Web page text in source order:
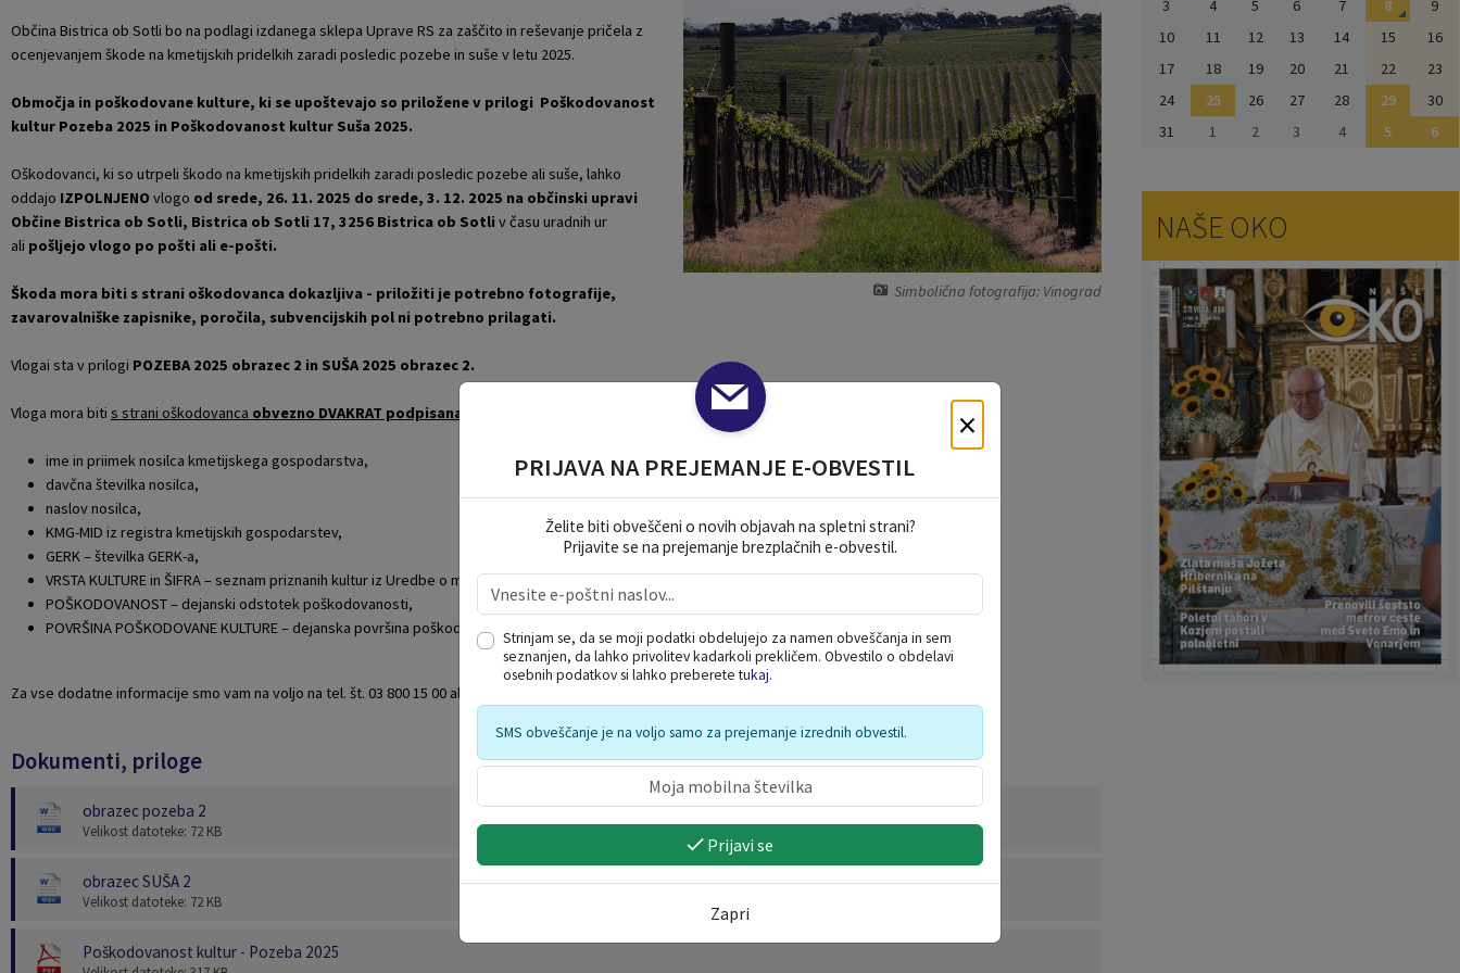
Simbolična fotografija: Vinograd
Občina Bistrica ob Sotli bo na podlagi izdanega sklepa Uprave RS za zaščito in reševanje pričela z
ocenjevanjem škode na kmetijskih pridelkih zaradi posledic pozebe in suše v letu 2025.
Območja in poškodovane kulture, ki se upoštevajo so priložene v prilogi Poškodovanost
kultur Pozeba 2025 in Poškodovanost kultur Suša 2025.
Oškodovanci, ki so utrpeli škodo na kmetijskih pridelkih zaradi posledic pozebe ali suše, lahko
oddajo IZPOLNJENO vlogo od srede, 26. 11. 2025 do srede, 3. 12. 2025 na občinski upravi
Občine Bistrica ob Sotli, Bistrica ob Sotli 17, 3256 Bistrica ob Sotli v času uradnih ur
ali pošljejo vlogo po pošti ali e-pošti.
Škoda mora biti s strani oškodovanca dokazljiva - priložiti je potrebno fotografije,
zavarovalniške zapisnike, poročila, subvencijskih pol ni potrebno prilagati.
Vlogai sta v prilogi POZEBA 2025 obrazec 2 in SUŠA 2025 obrazec 2.
Vloga mora biti s strani oškodovanca obvezno DVAKRAT podpisana ter mora vsebovati naslednje podatke:
ime in priimek nosilca kmetijskega gospodarstva,
davčna številka nosilca,
naslov nosilca,
KMG-MID iz registra kmetijskih gospodarstev,
GERK – številka GERK-a,
VRSTA KULTURE in ŠIFRA – seznam priznanih kultur iz Uredbe o metodologiji za ocenjevanje škode,
POŠKODOVANOST – dejanski odstotek poškodovanosti,
POVRŠINA POŠKODOVANE KULTURE – dejanska površina poškodovane kulture v arih v GERK-u
Za vse dodatne informacije smo vam na voljo na tel. št. 03 800 15 00 ali na elektronskem naslovu:
Dokumenti, priloge
obrazec pozeba 2
Velikost datoteke: 72 KB
obrazec SUŠA 2
Velikost datoteke: 72 KB
Poškodovanost kultur - Pozeba 2025
3
4 5 6 7 8
9
10
11 12 13 14 15
16
17
18 19 20 21 22
23
24
25 26 27 28 29
30
31
1 2 3 4 5 6
NAŠE OKO
Naselja v občini
Temeljni akti občine
Občinski predpisi
Strateški dokumenti
Katalog informacij javnega značaja
Pravni akti
Proračun občine
Lokalne volitve
×
PRIJAVA NA PREJEMANJE E-OBVESTIL
Želite biti obveščeni o novih objavah na spletni strani?
Prijavite se na prejemanje brezplačnih e-obvestil.
Strinjam se, da se moji podatki obdelujejo za namen obveščanja in sem
seznanjen, da lahko privolitev kadarkoli prekličem. Obvestilo o obdelavi
osebnih podatkov si lahko preberetetukaj.
SMS obveščanje je na voljo samo za prejemanje izrednih obvestil.
Prijavi se
Zapri